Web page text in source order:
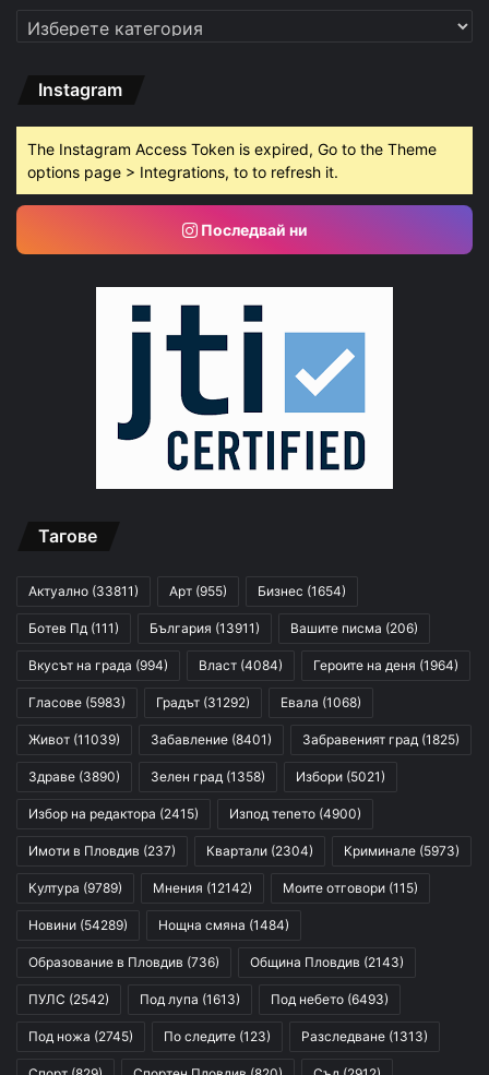
Категории
Instagram
The Instagram Access Token is expired, Go to the Theme
options page > Integrations, to to refresh it.
Последвай ни
Тагове
Актуално (33811) Арт (955) Бизнес (1654)
Ботев Пд (111) България (13911) Вашите писма (206)
Вкусът на града (994) Власт (4084) Героите на деня (1964)
Гласове (5983) Градът (31292) Евала (1068)
Живот (11039) Забавление (8401) Забравеният град (1825)
Здраве (3890) Зелен град (1358) Избори (5021)
Избор на редактора (2415) Изпод тепето (4900)
Имоти в Пловдив (237) Квартали (2304) Криминале (5973)
Култура (9789) Мнения (12142) Моите отговори (115)
Новини (54289) Нощна смяна (1484)
Образование в Пловдив (736) Община Пловдив (2143)
ПУЛС (2542) Под лупа (1613) Под небето (6493)
Под ножа (2745) По следите (123) Разследване (1313)